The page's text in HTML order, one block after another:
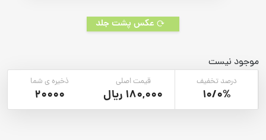
عکس پشت جلد
موجود نیست
درصد تخفیف
10/0%
قیمت اصلی
180,000 ریال
ذخیره ی شما
20000